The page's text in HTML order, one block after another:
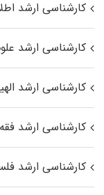
کارشناسی ارشد
کارشناسی ارشد
کارشناسی ارشد
کارشناسی ارشد
کارشناسی ارشد